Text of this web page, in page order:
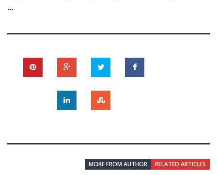
...
RELATED ARTICLES
MORE FROM AUTHOR